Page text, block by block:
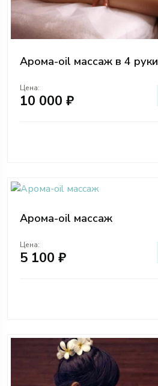
Арома-oil массаж в 4 руки
Цена:
10 000 ₽
Арома-oil массаж
Цена:
5 100 ₽